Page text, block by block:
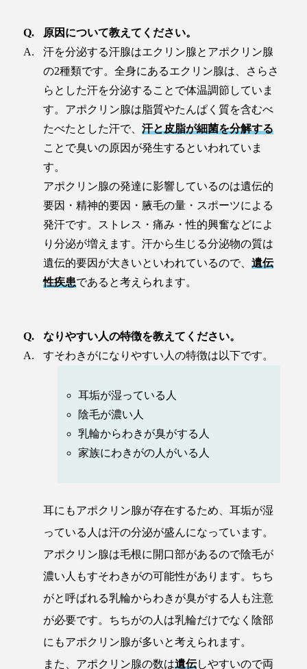
原因について教えてください。
汗を分泌する汗腺はエクリン腺とアポクリン腺
の2種類です。全身にあるエクリン腺は、さらさ
らとした汗を分泌することで体温調節していま
す。アポクリン腺は脂質やたんぱく質を含むべ
たべたとした汗で、 汗と皮脂が細菌を分解する
ことで臭いの原因が発生するといわれていま
す。
アポクリン腺の発達に影響しているのは遺伝的
要因・精神的要因・腋毛の量・スポーツによる
発汗です。ストレス・痛み・性的興奮などによ
り分泌が増えます。汗から生じる分泌物の質は
遺伝的要因が大きいといわれているので、 遺伝
性疾患であると考えられます。
なりやすい人の特徴を教えてください。
すそわきがになりやすい人の特徴は以下です。
耳垢が湿っている人
陰毛が濃い人
乳輪からわきが臭がする人
家族にわきがの人がいる人
耳にもアポクリン腺が存在するため、耳垢が湿
っている人は汗の分泌が盛んになっています。
アポクリン腺は毛根に開口部があるので陰毛が
濃い人もすそわきがの可能性があります。ちち
がと呼ばれる乳輪からわきが臭がする人も注意
が必要です。ちちがの人は乳輪だけでなく陰部
にもアポクリン腺が多いと考えられます。
また、アポクリン腺の数は遺伝しやすいので両